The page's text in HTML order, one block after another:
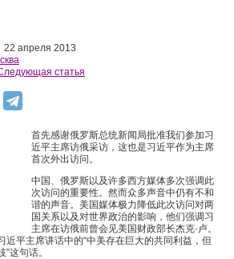
22 апреля 2013
статья
首先感谢俄罗斯总统新闻局批准我们参加习
近平主席访俄采访，这也是习近平作为主席
首次外出访问。
中国、俄罗斯以及许多西方媒体多次强调此
次访问的重要性。然而众多声音中仍有不和
谐的声音。美国媒体极力降低此次访问对两
国关系以及对世界政治的影响，他们强调习
主席在访俄前曾会见美国财政部长杰克·卢。
近平主席讲话中的“中美存在巨大的共同利益，但
这句话。